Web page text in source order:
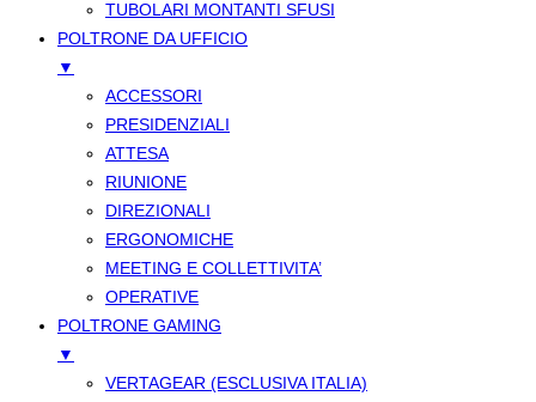
TUBOLARI MONTANTI SFUSI
POLTRONE DA UFFICIO
▼
ACCESSORI
PRESIDENZIALI
ATTESA
RIUNIONE
DIREZIONALI
ERGONOMICHE
MEETING E COLLETTIVITA’
OPERATIVE
POLTRONE GAMING
▼
VERTAGEAR (ESCLUSIVA ITALIA)